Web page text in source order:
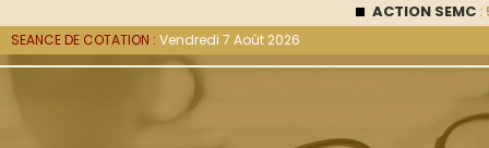
ACTION SEMC: 53 000
SEANCE DE COTATION : Vendredi 7 Août 2026